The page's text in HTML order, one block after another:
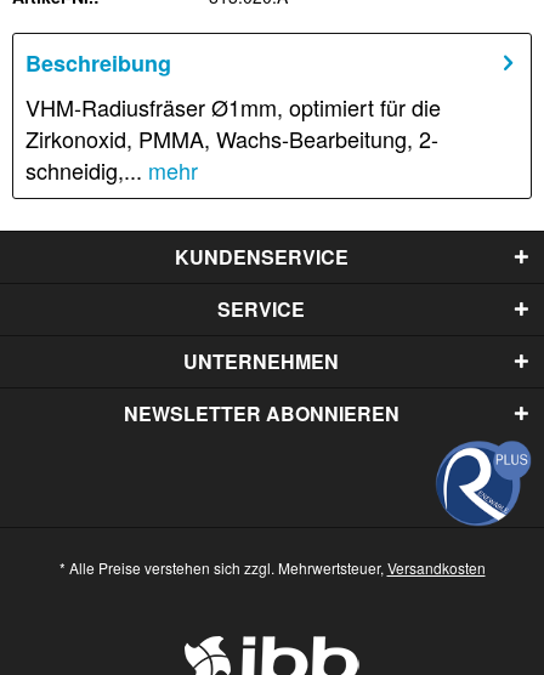
Beschreibung
VHM-Radiusfräser Ø1mm, optimiert für die
Zirkonoxid, PMMA, Wachs-Bearbeitung, 2-
schneidig,... mehr
KUNDENSERVICE
SERVICE
UNTERNEHMEN
NEWSLETTER ABONNIEREN
* Alle Preise verstehen sich zzgl. Mehrwertsteuer, Versandkosten